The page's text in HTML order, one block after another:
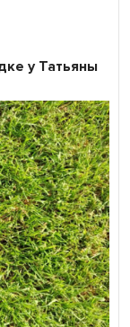
у Татьяны